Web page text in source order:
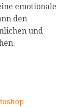
emotionale
den
und